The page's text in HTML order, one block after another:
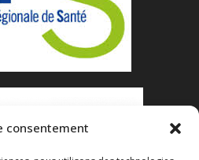
consentement